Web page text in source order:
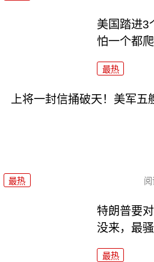
美国踏进3
怕一个都
最热
上将一封信捅破天！美军五
最热
特朗普要
没来，最
最热